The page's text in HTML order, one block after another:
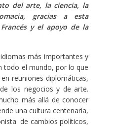
del arte, la ciencia, la
gracias a esta
y el apoyo de la
más importantes y
todo el mundo, por lo que
reuniones diplomáticas,
los negocios y de arte.
más allá de conocer
una cultura centenaria,
de cambios políticos,